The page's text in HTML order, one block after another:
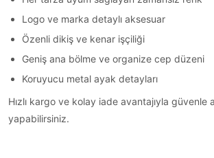
Logo ve marka detaylı aksesuar
Özenli dikiş ve kenar işçiliği
Geniş ana bölme ve organize cep düzeni
Koruyucu metal ayak detayları
Hızlı kargo ve kolay iade avantajıyla güvenle
yapabilirsiniz.